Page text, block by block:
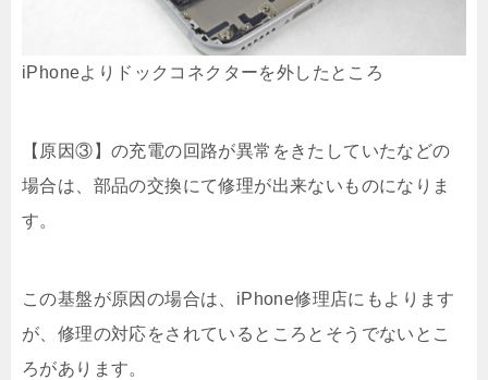
iPhoneよりドックコネクターを外したところ
【原因③】の充電の回路が異常をきたしていたなどの
場合は、部品の交換にて修理が出来ないものになりま
す。
この基盤が原因の場合は、iPhone修理店にもよります
が、修理の対応をされているところとそうでないとこ
ろがあります。